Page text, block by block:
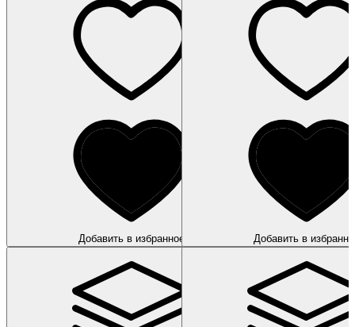
Добавить в избранное Добавить в